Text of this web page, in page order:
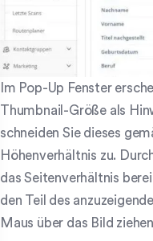
Im Pop-Up Fenster
Thumbnail-Größe als
schneiden Sie dieses
Höhenverhältnis zu.
das Seitenverhältnis
den Teil des
Maus über das Bild